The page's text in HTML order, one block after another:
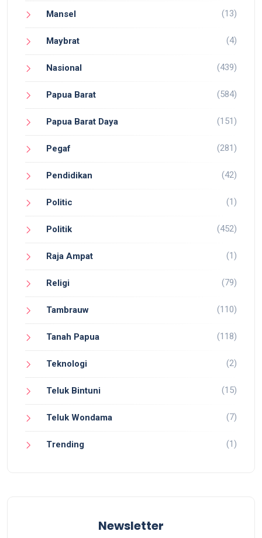
Mansel (13)
Maybrat (4)
Nasional (439)
Papua Barat (584)
Papua Barat Daya (151)
Pegaf (281)
Pendidikan (42)
Politic (1)
Politik (452)
Raja Ampat (1)
Religi (79)
Tambrauw (110)
Tanah Papua (118)
Teknologi (2)
Teluk Bintuni (15)
Teluk Wondama (7)
Trending (1)
Newsletter